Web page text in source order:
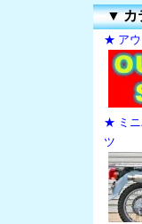
▼カ
★ アウ
★ ミニ
ツ